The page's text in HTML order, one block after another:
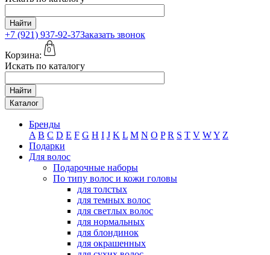
Найти
+7 (921) 937-92-37Заказать звонок
Корзина:
0
Искать по каталогу
Найти
Каталог
Бренды
A B C D E F G H I J K L M N O P R S T V WY Z
Подарки
Для волос
Подарочные наборы
По типу волос и кожи головы
для толстых
для темных волос
для светлых волос
для нормальных
для блондинок
для окрашенных